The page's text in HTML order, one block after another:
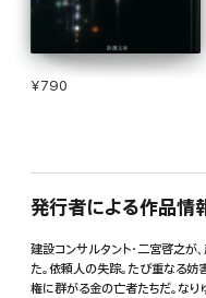
¥790
発行者による作品情
建設コンサルタント・二宮啓之が
た。依頼人の失踪。たび重なる妨
権に群がる金の亡者たちだ。なり